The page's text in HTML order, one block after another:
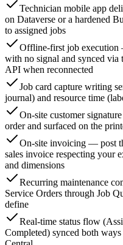
Technician mobile app
on Dataverse or a hardened
to assigned jobs
Offline-first job execution
with no signal and synced via
API when reconnected
Job card capture writing
journal) and resource time
On-site customer
order and surfaced on the
On-site invoicing — post
sales invoice respecting your
and dimensions
Recurring maintenance
Service Orders through Job
define
Real-time status flow
Completed) synced both